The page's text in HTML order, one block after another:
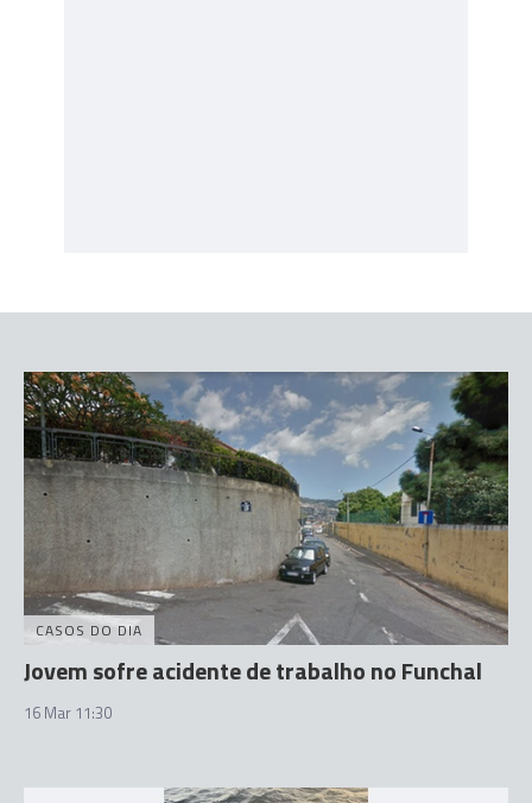
CASOS DO DIA
Jovem sofre acidente de trabalho no Funchal
16 Mar 11:30